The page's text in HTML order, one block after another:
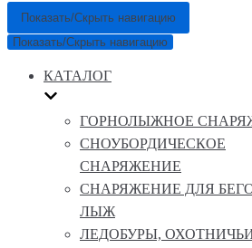
Показать/Скрыть навигацию
Показать/Скрыть навигацию
КАТАЛОГ
ГОРНОЛЫЖНОЕ
СНОУБОРДИЧЕСКОЕ
СНАРЯЖЕНИЕ
СНАРЯЖЕНИЕ ДЛЯ
ЛЫЖ
ЛЕДОБУРЫ,